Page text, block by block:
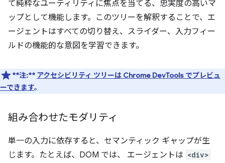
て純粋なユーティリティに焦点を当てる、忠実度の高いマ
ップとして機能します。このツリーを解釈することで、エ
ージェントはすべての切り替え、スライダー、入力フィー
ルドの機能的な意図を学習できます。
**注:** アクセシビリティ ツリーは Chrome DevTools でプレビュ
ーできます。
組み合わせたモダリティ
単一の入力に依存すると、セマンティック ギャップが生
じます。たとえば、DOM では、 エージェントは <div>